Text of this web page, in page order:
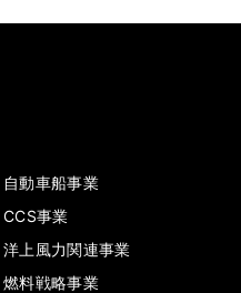
自動車船事業
CCS事業
洋上風力関連事業
燃料戦略事業